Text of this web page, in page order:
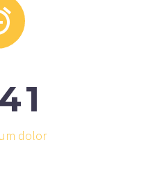
1
dolor